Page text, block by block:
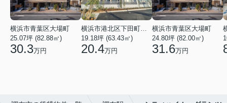
横浜市青葉区大場町
25.07坪 (82.88㎡)
30.3万円
19.18坪 (63.43㎡)
20.4万円
横浜市青葉区大場町
24.80坪 (82.00㎡)
31.6万円